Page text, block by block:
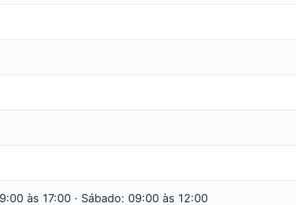
às 17:00 · Sábado: 09:00 às 12:00